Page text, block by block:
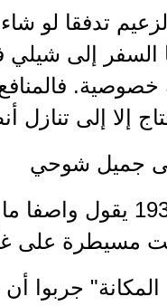
تدفقا لو
السفر إلى
إلا إلى تنازل
في 30-6-1939 يقول
مسيطرة على
جربوا أن